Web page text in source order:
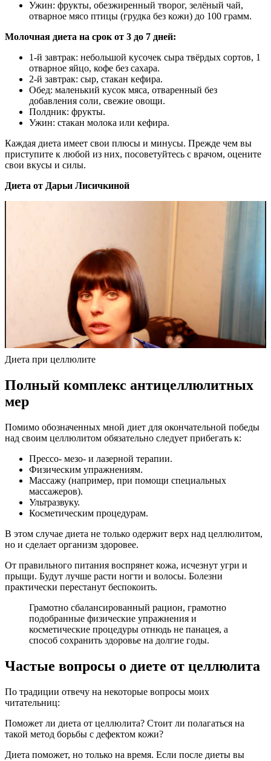
Ужин: фрукты, обезжиренный творог, зелёный чай,
отварное мясо птицы (грудка без кожи) до 100 грамм.
Молочная диета на срок от 3 до 7 дней:
1-й завтрак: небольшой кусочек сыра твёрдых сортов, 1
отварное яйцо, кофе без сахара.
2-й завтрак: сыр, стакан кефира.
Обед: маленький кусок мяса, отваренный без
добавления соли, свежие овощи.
Полдник: фрукты.
Ужин: стакан молока или кефира.
Каждая диета имеет свои плюсы и минусы. Прежде чем вы
приступите к любой из них, посоветуйтесь с врачом, оцените
свои вкусы и силы.
Диета от Дарьи Лисичкиной
Диета при целлюлите
Полный комплекс антицеллюлитных
мер
Помимо обозначенных мной диет для окончательной победы
над своим целлюлитом обязательно следует прибегать к:
Прессо- мезо- и лазерной терапии.
Физическим упражнениям.
Массажу (например, при помощи специальных
массажеров).
Ультразвуку.
Косметическим процедурам.
В этом случае диета не только одержит верх над целлюлитом,
но и сделает организм здоровее.
От правильного питания воспрянет кожа, исчезнут угри и
прыщи. Будут лучше расти ногти и волосы. Болезни
практически перестанут беспокоить.
Грамотно сбалансированный рацион, грамотно
подобранные физические упражнения и
косметические процедуры отнюдь не панацея, а
способ сохранить здоровье на долгие годы.
Частые вопросы о диете от целлюлита
По традиции отвечу на некоторые вопросы моих
читательниц:
Поможет ли диета от целлюлита? Стоит ли полагаться на
такой метод борьбы с дефектом кожи?
Диета поможет, но только на время. Если после диеты вы